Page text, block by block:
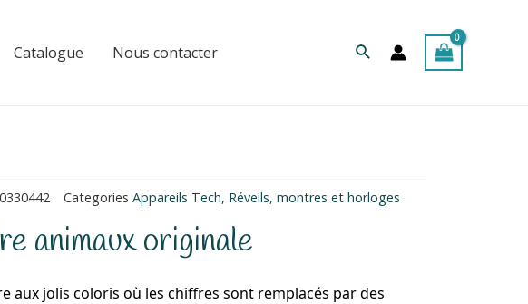
Catalogue Nous contacter Rechercher
Categories Appareils Tech, Réveils, montres et horloges
animaux originale
aux jolis coloris où les chiffres sont remplacés par des